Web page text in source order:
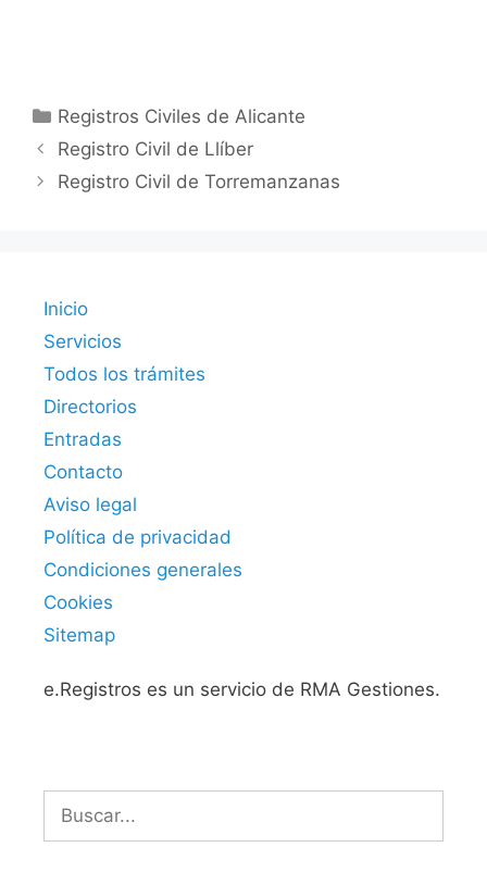
Categorías
Registros Civiles de Alicante
Registro Civil de Llíber
Registro Civil de Torremanzanas
Inicio
Servicios
Todos los trámites
Directorios
Entradas
Contacto
Aviso legal
Política de privacidad
Condiciones generales
Cookies
Sitemap
e.Registros es un servicio de RMA Gestiones.
Buscar: